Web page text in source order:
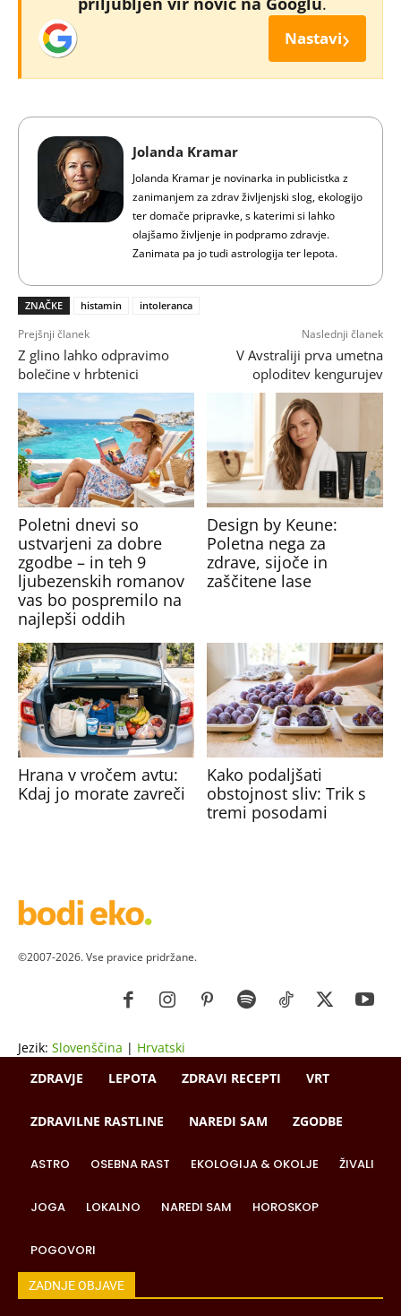
Nastavi›
Jolanda Kramar
Jolanda Kramar je novinarka in publicistka z
zanimanjem za zdrav življenjski slog, ekologijo
ter domače pripravke, s katerimi si lahko
olajšamo življenje in podpramo zdravje.
Zanimata pa jo tudi astrologija ter lepota.
ZNAČKE histamin intoleranca
Prejšnji članek
Z glino lahko odpravimo
bolečine v hrbtenici
Naslednji članek
V Avstraliji prva umetna
oploditev kengurujev
Poletni dnevi so
ustvarjeni za dobre
zgodbe – in teh 9
ljubezenskih romanov
vas bo pospremilo na
najlepši oddih
Design by Keune:
Poletna nega za
zdrave, sijoče in
zaščitene lase
Hrana v vročem avtu:
Kdaj jo morate zavreči
Kako podaljšati
obstojnost sliv: Trik s
tremi posodami
©2007-2026. Vse pravice pridržane.
Jezik: Slovenščina | Hrvatski
ZDRAVJE
LEPOTA ZDRAVI RECEPTI VRT
ZDRAVILNE RASTLINE NAREDI SAM ZGODBE
ASTRO OSEBNA RAST EKOLOGIJA & OKOLJE ŽIVALI
JOGA LOKALNO NAREDI SAM HOROSKOP
POGOVORI
ZADNJE OBJAVE